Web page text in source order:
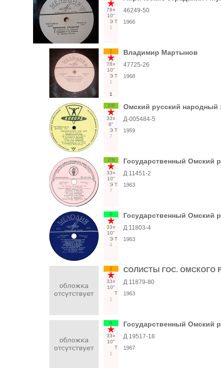
78○
10"
Э Т
1
46249-50
1966
2
78○
10"
Э Т
1
1
Владимир Мартынов
47725-26
1968
2/6
33○
8"
Э Т
7
Омский русский народный
Д-005484-5
1959
2/6
33○
10"
Э Т
7
Государственный Омский
Д 11451-2
1963
6
33○
10"
Э Т
4
Государственный Омский
Д 11803-4
1963
2
33○
10"
Т
1
СОЛИСТЫ ГОС. ОМСКОГО
Д 11879-80
1963
6
33○
10"
Т
1
Государственный Омский
Д 19517-18
1967